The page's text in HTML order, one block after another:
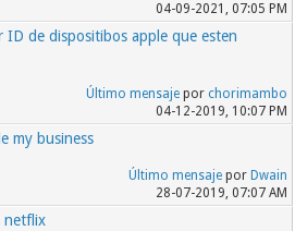
04-09-2021, 07:05 PM
ID de dispositibos apple que esten
Último mensajepor chorimambo
04-12-2019, 10:07 PM
my business
Último mensajepor Dwain
28-07-2019, 07:07 AM
netflix